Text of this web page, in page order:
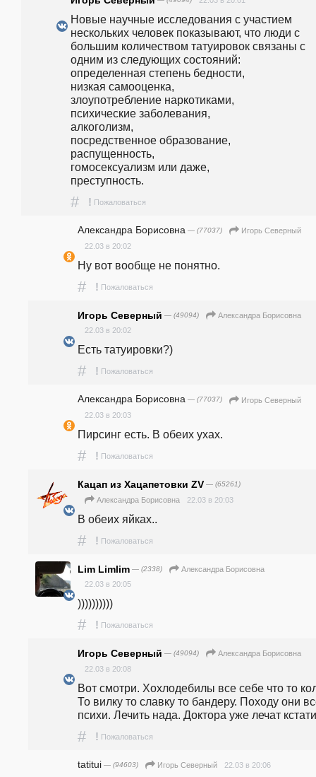
Новые научные исследования с участием
нескольких человек показывают, что люди с
большим количеством татуировок связаны с
одним из следующих состояний:
определенная степень бедности,
низкая самооценка,
злоупотребление наркотиками,
психические заболевания,
алкоголизм,
посредственное образование,
распущенность,
гомосексуализм или даже,
преступность.
# ! Пожаловаться
Александра Борисовна — (77037)
Игорь Северный
22.03 в 20:02
Ну вот вообще не понятно.
# ! Пожаловаться
Игорь Северный — (49094)
Александра Борисовна
22.03 в 20:02
Есть татуировки?)
# ! Пожаловаться
Александра Борисовна — (77037)
Игорь Северный
22.03 в 20:03
Пирсинг есть. В обеих ухах.
# ! Пожаловаться
Кацап из Хацапетовки ZV — (65261)
Александра Борисовна 22.03 в 20:03
В обеих яйках..
# ! Пожаловаться
Lim Limlim — (2338)
Александра Борисовна
22.03 в 20:05
))))))))))
# ! Пожаловаться
Игорь Северный — (49094)
Александра Борисовна
22.03 в 20:08
Вот смотри. Хохлодебилы все себе что то
То вилку то славку то бандеру. Походу они
психи. Лечить нада. Доктора уже лечат
# ! Пожаловаться
tatitui — (94603) Игорь Северный 22.03 в 20:06